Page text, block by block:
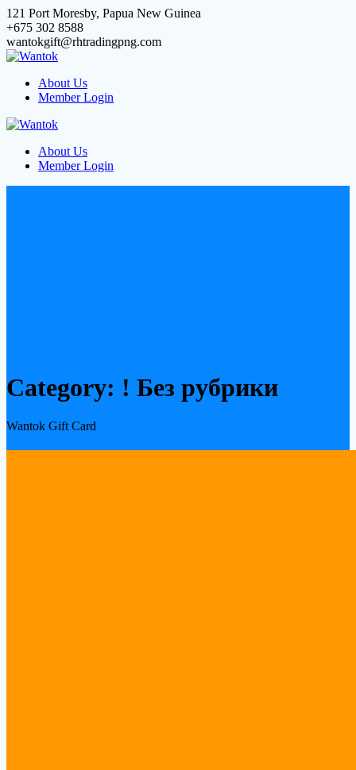
121 Port Moresby, Papua New Guinea
+675 302 8588
wantokgift@rhtradingpng.com
About Us
Member Login
About Us
Member Login
Category: ! Без рубрики
Wantok Gift Card